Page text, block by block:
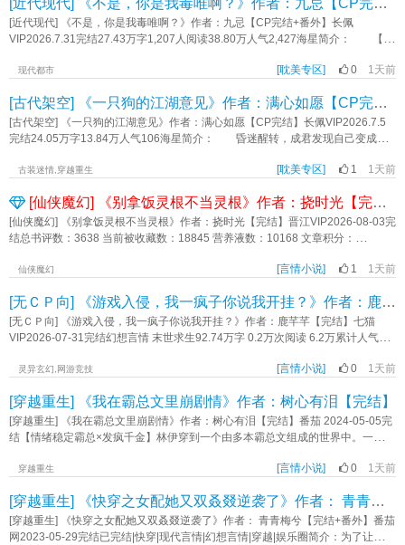
共生体。 — “爱是有人用死来证明，有人用疯来记住。” *控控勿看。
禁拆、逆CP。攻没有实质性的错误，但有追妻情节。大狗血。病弱受。 完
结：CP2059019 写得不好，致歉，免费 标签：狗血酸涩HE虐恋架空精
各路鬼怪纠缠，每当世界保持安静的时候，我还会被拖入鬼怪的世界。 为了
解救自己，我不得不为那个懒懒的家伙打工！ 标签：民俗志怪第一人称主受
忽悠猫和呆呆狗小甜文直男没事啊七是美1HE《不要随便保持安静啊喂》作者：
[近代现代] 《不是，你是我毒唯啊？》作者：九忌【CP完结+番外】
[近代现代] 《不是，你是我毒唯啊？》作者：九忌【CP完结+番外】长佩
VIP2026.7.31完结27.43万字1,207人阅读38.80万人气2,427海星简介： 【林
【追妻】【甜宠】【百灵鸟与小磕巴】 好消息，一见钟情的台球教练是我的
眼，林祺鹦就觉得自己沦陷了。 这个世界上竟然会有如此对他胃口的存
在！ 一定要追到他，要想办法把他泡到手！ 可为什么，如论他怎么像他
示好，他都是一副极其冷淡的样子啊！ QAQ难道他讨厌我？！ ——补药
推我这辈子都不洗手了我要再买三十张他的专辑哦哦定制的周边尾款也要付了不
丝私联什么有人黑我男神你知道他有多努力吗看我怎么切我的16个大小号把号给
炸成灰…… 新坑感谢收藏！（笔芯） 标签：甜宠HE一见钟情直掰弯追妻
《不是，你是我毒唯啊？》作者：九忌
现代都市 [耽美专区] 0 1天前
[古代架空] 《一只狗的江湖意见》作者：满心如愿【CP完结】
[古代架空] 《一只狗的江湖意见》作者：满心如愿【CP完结】长佩VIP2026.7.5
完结24.05万字13.84万人气106海星简介： 昏迷醒转，成君发现自己变成了
题： 屠夫之刀，悬于头顶了！ 剑宗九岳山的大师兄成君为证清白跳崖明
运； 他以为自己的过去已经很惨了，没想到还有比他更惨的，夏舒的出身不
比他差，怎么也混成这步田地？ 一人一狗由大陆南方一路北游，遇到很多故
人，也将揭开很多旧事； 秀水的掌上明珠、甩不掉的烂桃花、苗疆的小蛊
还是要面对那些不得不面对的历史遗留问题—— 我们为什么不去问问神奇的
喜怒无常受 成君x夏舒 低魔微奇幻，有炼体与秘术师之分，本质是个快意
情仇爱恨交织的武侠故事；部分源于九州设定，自成一系，考据退避，不影响阅
读； 日更。 标签：江湖低魔武侠灵魂转换剧情年上强强秘术师公路文微
古装迷情,穿越重生 [耽美专区] 1 1天前
[仙侠魔幻] 《别拿饭灵根不当灵根》作者：挠时光【完结】
[仙侠魔幻] 《别拿饭灵根不当灵根》作者：挠时光【完结】晋江VIP2026-08-03完
结总书评数：3638 当前被收藏数：18845 营养液数：10168 文章积分：
师姐 原主灵根被废，成为宗门弃子，最后寻了一处偏僻的地方了结了性
呀 她在穿书前，是一个美食博主，来到这里后，她打算重操旧业，捞起
锅铲养活自己 野生的果子可以拿来做果酱，泡果酒，腌肉…… 吸着灵
气长大的家禽，不论是炖汤还是红烧，都很鲜美 光临秦羡私房菜馆的顾
客…… 秦羡：您的尾巴露出来了啊喂…… 狐妖一族，一向是对人
最原始的吃法 直到某一次，狐狸洞里有小妖带回来了半只荷叶鸡 嫩
滑多汁的鸡肉和菏叶的清香，直接吸引了一整个狐狸洞的小狐狸 小妖：
有个人类超级会做饭，做出来的食物好香，吃完后，我就顿悟进阶
结束后就往私房菜馆跑 狐族妖尊凌樾出关后，本想瞧瞧狐族新生一脉修
馆 去秦羡私房菜馆之前：让本尊瞧瞧，何方妖孽，使出如此歹计，引他
狐族稚狐自甘堕落 去秦羡私房菜馆之后：修炼打坐之前，就该吃饱了再
去，不然哪有那个时间修炼？ 秦羡的私房菜馆生意越来越好，
仙侠魔幻 [言情小说] 1 1天前
[无ＣＰ向] 《游戏入侵，我一疯子你说我开挂？》作者：鹿芊芊【完结】
[无ＣＰ向] 《游戏入侵，我一疯子你说我开挂？》作者：鹿芊芊【完结】七猫
VIP2026-07-31完结幻想言情 末世求生92.74万字 0.2万次阅读 6.2万累计人气值
杳醒来时，车厢空荡，广播里重复这句话。她低头，手腕上戴着“分贝计数器”，数
底消失。林杳本以为，自己只能在这布满邪祟、怪物与疯子的世界中挣扎求生。
直到某天，系统警报响彻副本：【检测到钉子户玩家林杳，强行拆除规则墙体，
授予隐藏称号——怪诞拆迁办主任。】林杳：？？？我只是想活，怎么就成了系
灵异玄幻,网游竞技 [言情小说] 0 1天前
[穿越重生] 《我在霸总文里崩剧情》作者：树心有泪【完结】
[穿越重生] 《我在霸总文里崩剧情》作者：树心有泪【完结】番茄 2024-05-05完
结【情绪稳定霸总×发疯千金】林伊穿到一个由多本霸总文组成的世界中。一个打
她就当抽中豪门千金体验卡了。只是剧情为什么总是崩坏啊？“宿主，《陆总的乖
《百亿总裁的替身情人》剧情崩坏，男女主本该相遇的，现在相遇没遇上。”“宿
主，《季总，不要再虐了》剧情崩坏，女主被你刺激得要离婚啦。”林伊在这个世
界里缝缝补补，但剧情却越补越离谱。小娇妻变事业脑了？替身情人掉钱眼里
穿越重生 [言情小说] 0 1天前
[穿越重生] 《快穿之女配她又双叒叕逆袭了》作者： 青青梅兮【完结+番外】
[穿越重生] 《快穿之女配她又双叒叕逆袭了》作者： 青青梅兮【完结+番外】番茄
网2023-05-29完结已完结|快穿|现代言情|幻想言情|穿越|娱乐圈简介：为了让神界